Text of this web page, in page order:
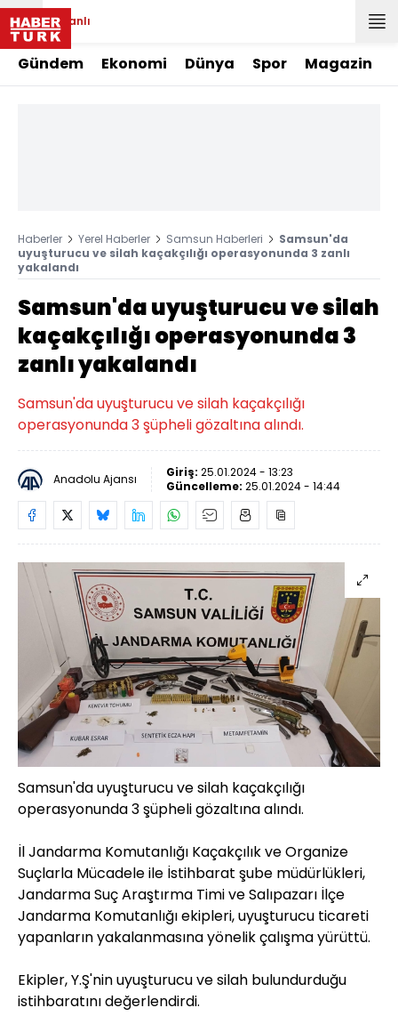
Canlı
Gündem Ekonomi Dünya Spor Magazin
Haberler Yerel Haberler Samsun Haberleri
Samsun'da
uyuşturucu ve silah kaçakçılığı operasyonunda 3 zanlı
yakalandı
Samsun'da uyuşturucu ve silah
kaçakçılığı operasyonunda 3
zanlı yakalandı
Samsun'da uyuşturucu ve silah kaçakçılığı
operasyonunda 3 şüpheli gözaltına alındı.
Anadolu Ajansı Giriş: 25.01.2024 - 13:23
Güncelleme: 25.01.2024 - 14:44
Samsun'da uyuşturucu ve silah kaçakçılığı
operasyonunda 3 şüpheli gözaltına alındı.
İl Jandarma Komutanlığı Kaçakçılık ve Organize
Suçlarla Mücadele ile İstihbarat şube müdürlükleri,
Jandarma Suç Araştırma Timi ve Salıpazarı İlçe
Jandarma Komutanlığı ekipleri, uyuşturucu ticareti
yapanların yakalanmasına yönelik çalışma yürüttü.
Ekipler, Y.Ş'nin uyuşturucu ve silah bulundurduğu
istihbaratını değerlendirdi.